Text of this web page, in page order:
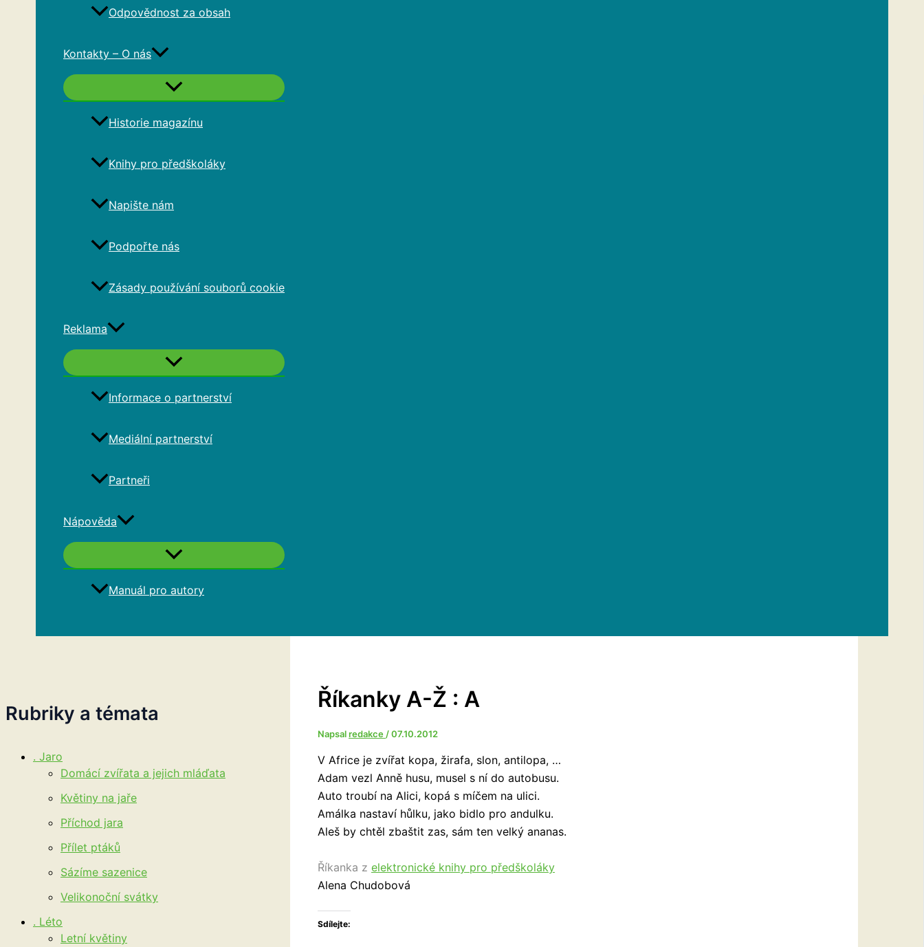
Odpovědnost za obsah
Kontakty – O nás
Historie magazínu
Knihy pro předškoláky
Napište nám
Podpořte nás
Zásady používání souborů cookie
Reklama
Informace o partnerství
Mediální partnerství
Partneři
Nápověda
Manuál pro autory
Rubriky a témata
. Jaro
Domácí zvířata a jejich mláďata
Květiny na jaře
Příchod jara
Přílet ptáků
Sázíme sazenice
Velikonoční svátky
. Léto
Letní květiny
Říkanky A-Ž : A
Napsalredakce /07.10.2012
V Africe je zvířat kopa, žirafa, slon, antilopa, …
Adam vezl Anně husu, musel s ní do autobusu.
Auto troubí na Alici, kopá s míčem na ulici.
Amálka nastaví hůlku, jako bidlo pro andulku.
Aleš by chtěl zbaštit zas, sám ten velký ananas.
Říkanka z elektronické knihy pro předškoláky
Alena Chudobová
Sdílejte: